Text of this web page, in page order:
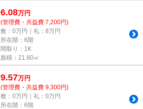
6.08万円
(管理費・共益費 7,200円)
敷：0万円｜礼：8万円
所在階：6階
間取り：1K
面積：21.80㎡
9.57万円
(管理費・共益費 9,300円)
敷：0万円｜礼：0万円
所在階：6階